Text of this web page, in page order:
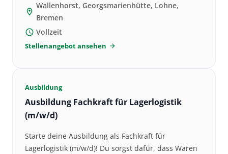
location_on
Wallenhorst, Georgsmarienhütte, Lohne,
Bremen
schedule Vollzeit
Stellenangebot ansehen arrow_forward
Ausbildung
Ausbildung Fachkraft für Lagerlogistik
(m/w/d)
Starte deine Ausbildung als Fachkraft für
Lagerlogistik (m/w/d)! Du sorgst dafür, dass Waren